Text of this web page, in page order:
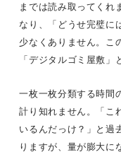
までは読み取ってくれ
なり、「どうせ完璧に
少なくありません。こ
「デジタルゴミ屋敷」
一枚一枚分類する時間
計り知れません。「こ
いるんだっけ？」と過
りますが、量が膨大に